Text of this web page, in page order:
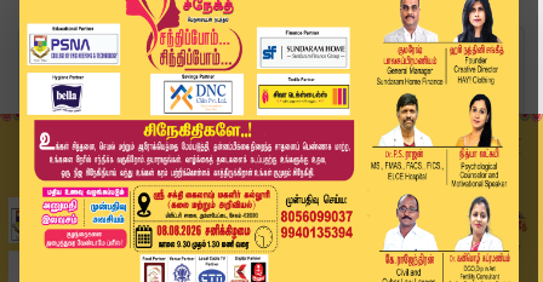
Home
வீடியோ ஸ்டோரி
Headlines Now | 7 AM Headlines | 08 DEC 2025 | ...